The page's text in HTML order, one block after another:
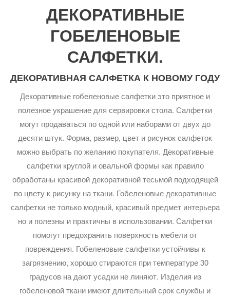
ДЕКОРАТИВНЫЕ
ГОБЕЛЕНОВЫЕ
САЛФЕТКИ.
ДЕКОРАТИВНАЯ САЛФЕТКА К НОВОМУ ГОДУ
Декоративные гобеленовые салфетки это приятное и
полезное украшение для сервировки стола. Салфетки
могут продаваться по одной или наборами от двух до
десяти штук. Форма, размер, цвет и рисунок салфеток
можно выбрать по желанию покупателя. Декоративные
салфетки круглой и овальной формы как правило
обработаны красивой декоративной тесьмой подходящей
по цвету к рисунку на ткани. Гобеленовые декоративные
салфетки не только модный, красивый предмет интерьера
но и полезны и практичны в использовании. Салфетки
помогут предохранить поверхность мебели от
повреждения. Гобеленовые салфетки устойчивы к
загрязнению, хорошо стираются при температуре 30
градусов на дают усадки не линяют. Изделия из
гобеленовой ткани имеют длительный срок службы и